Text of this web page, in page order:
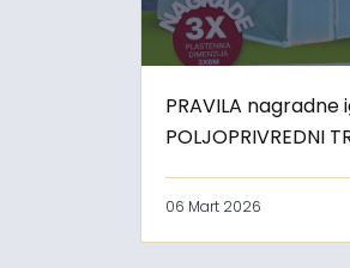
PRAVILA nagradne
POLJOPRIVREDNI
06 Mart 2026